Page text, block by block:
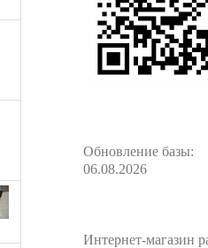
Обновление базы:
06.08.2026
Интернет-магазин